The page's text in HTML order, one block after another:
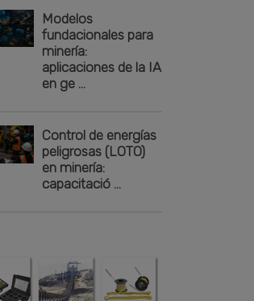
Modelos
fundacionales para
minería:
aplicaciones de la IA
en ge ...
Control de energías
peligrosas (LOTO)
en minería:
capacitació ...